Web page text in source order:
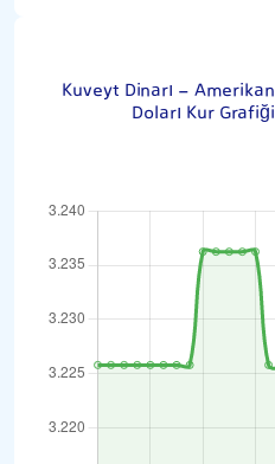
Kuveyt Dinarı - Amerikan
Doları Kur Grafiği